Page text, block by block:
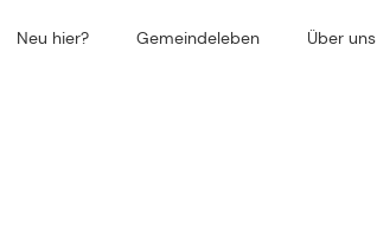
Neu hier? Gemeindeleben Über uns